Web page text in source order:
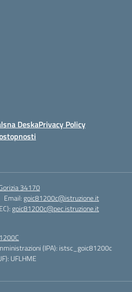
DeskaPrivacy Policy
34170
Email: goic81200c@istruzione.it
goic81200c@pec.istruzione.it
(IPA): istsc_goic81200c
UFLHME